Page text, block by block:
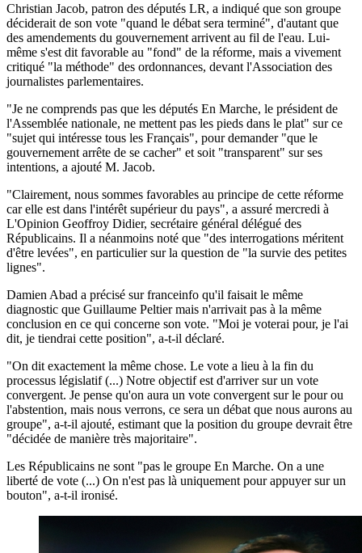
Christian Jacob, patron des députés LR, a indiqué que son groupe
déciderait de son vote "quand le débat sera terminé", d'autant que
des amendements du gouvernement arrivent au fil de l'eau. Lui-
même s'est dit favorable au "fond" de la réforme, mais a vivement
critiqué "la méthode" des ordonnances, devant l'Association des
journalistes parlementaires.
"Je ne comprends pas que les députés En Marche, le président de
l'Assemblée nationale, ne mettent pas les pieds dans le plat" sur ce
"sujet qui intéresse tous les Français", pour demander "que le
gouvernement arrête de se cacher" et soit "transparent" sur ses
intentions, a ajouté M. Jacob.
"Clairement, nous sommes favorables au principe de cette réforme
car elle est dans l'intérêt supérieur du pays", a assuré mercredi à
L'Opinion Geoffroy Didier, secrétaire général délégué des
Républicains. Il a néanmoins noté que "des interrogations méritent
d'être levées", en particulier sur la question de "la survie des petites
lignes".
Damien Abad a précisé sur franceinfo qu'il faisait le même
diagnostic que Guillaume Peltier mais n'arrivait pas à la même
conclusion en ce qui concerne son vote. "Moi je voterai pour, je l'ai
dit, je tiendrai cette position", a-t-il déclaré.
"On dit exactement la même chose. Le vote a lieu à la fin du
processus législatif (...) Notre objectif est d'arriver sur un vote
convergent. Je pense qu'on aura un vote convergent sur le pour ou
l'abstention, mais nous verrons, ce sera un débat que nous aurons au
groupe", a-t-il ajouté, estimant que la position du groupe devrait être
"décidée de manière très majoritaire".
Les Républicains ne sont "pas le groupe En Marche. On a une
liberté de vote (...) On n'est pas là uniquement pour appuyer sur un
bouton", a-t-il ironisé.